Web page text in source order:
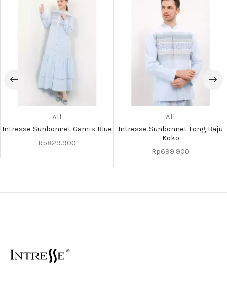
All
Intresse Sunbonnet Gamis Blue
Rp829.900
All
Intresse Sunbonnet Long Baju
Koko
Rp699.900